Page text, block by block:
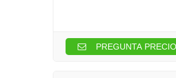
PREGUNTA